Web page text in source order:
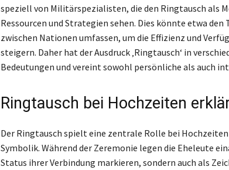
speziell von Militärspezialisten, die den Ringtausch als
Ressourcen und Strategien sehen. Dies könnte etwa den
zwischen Nationen umfassen, um die Effizienz und
steigern. Daher hat der Ausdruck ‚Ringtausch‘ in
Bedeutungen und vereint sowohl persönliche als auch
Ringtausch bei Hochzeiten
Der Ringtausch spielt eine zentrale Rolle bei
Symbolik. Während der Zeremonie legen die Eheleute
Status ihrer Verbindung markieren, sondern auch als